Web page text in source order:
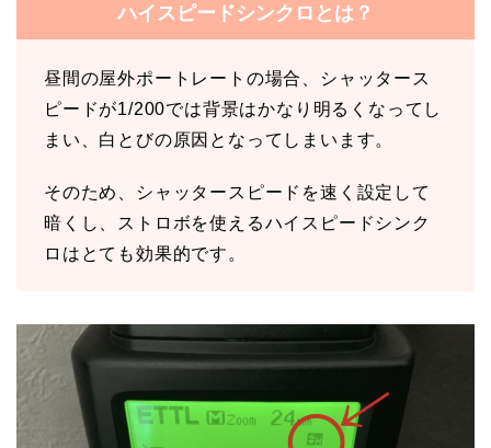
ハイスピードシンクロとは？
昼間の屋外ポートレートの場合、シャッタース
ピードが1/200では背景はかなり明るくなってし
まい、白とびの原因となってしまいます。
そのため、シャッタースピードを速く設定して
暗くし、ストロボを使えるハイスピードシンク
ロはとても効果的です。